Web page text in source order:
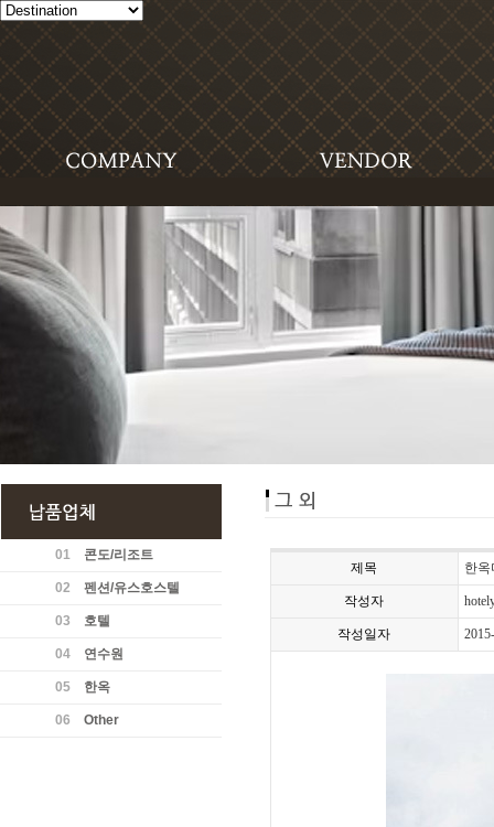
01 콘도/리조트
02 펜션/유스호스텔
03 호텔
04 연수원
05 한옥
06 Other
제목 한
작성자
작성일자